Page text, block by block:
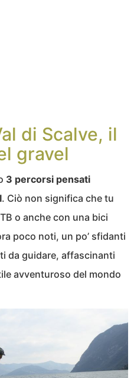
di Scalve, il
gravel
3 percorsi pensati
. Ciò non significa che tu
o anche con una bici
poco noti, un po’ sfidanti
da guidare, affascinanti
avventuroso del mondo